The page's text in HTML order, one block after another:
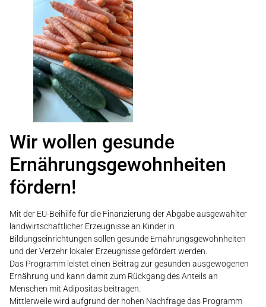
Wir wollen gesunde
Ernährungsgewohnheiten
fördern!
Mit der EU-Beihilfe für die Finanzierung der Abgabe ausgewählter
landwirtschaftlicher Erzeugnisse an Kinder in
Bildungseinrichtungen sollen gesunde Ernährungsgewohnheiten
und der Verzehr lokaler Erzeugnisse gefördert werden.
Das Programm leistet einen Beitrag zur gesunden ausgewogenen
Ernährung und kann damit zum Rückgang des Anteils an
Menschen mit Adipositas beitragen.
Mittlerweile wird aufgrund der hohen Nachfrage das Programm